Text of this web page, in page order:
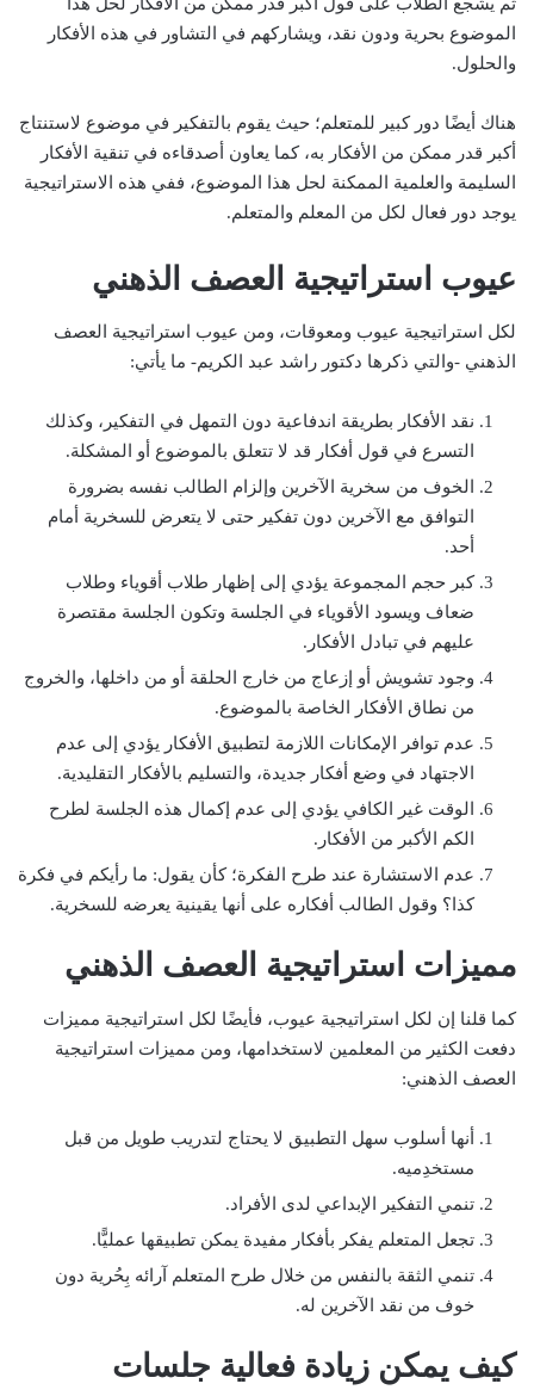
الموضوع بحرية ودون نقد، ويشاركهم في التشاور في هذه الأفكار
والحلول.
هناك أيضًا دور كبير للمتعلم؛ حيث يقوم بالتفكير في موضوع لاستنتاج
أكبر قدر ممكن من الأفكار به، كما يعاون أصدقاءه في تنقية الأفكار
السليمة والعلمية الممكنة لحل هذا الموضوع، ففي هذه الاستراتيجية
يوجد دور فعال لكل من المعلم والمتعلم.
عيوب استراتيجية العصف الذهني
لكل استراتيجية عيوب ومعوقات، ومن عيوب استراتيجية العصف
الذهني -والتي ذكرها دكتور راشد عبد الكريم- ما يأتي:
نقد الأفكار بطريقة اندفاعية دون التمهل في التفكير، وكذلك
التسرع في قول أفكار قد لا تتعلق بالموضوع أو المشكلة.
الخوف من سخرية الآخرين وإلزام الطالب نفسه بضرورة
التوافق مع الآخرين دون تفكير حتى لا يتعرض للسخرية أمام
أحد.
كبر حجم المجموعة يؤدي إلى إظهار طلاب أقوياء وطلاب
ضعاف ويسود الأقوياء في الجلسة وتكون الجلسة مقتصرة
عليهم في تبادل الأفكار.
وجود تشويش أو إزعاج من خارج الحلقة أو من داخلها، والخروج
من نطاق الأفكار الخاصة بالموضوع.
عدم توافر الإمكانات اللازمة لتطبيق الأفكار يؤدي إلى عدم
الاجتهاد في وضع أفكار جديدة، والتسليم بالأفكار التقليدية.
الوقت غير الكافي يؤدي إلى عدم إكمال هذه الجلسة لطرح
الكم الأكبر من الأفكار.
عدم الاستشارة عند طرح الفكرة؛ كأن يقول: ما رأيكم في فكرة
كذا؟ وقول الطالب أفكاره على أنها يقينية يعرضه للسخرية.
مميزات استراتيجية العصف الذهني
كما قلنا إن لكل استراتيجية عيوب، فأيضًا لكل استراتيجية مميزات
دفعت الكثير من المعلمين لاستخدامها، ومن مميزات استراتيجية
العصف الذهني:
أنها أسلوب سهل التطبيق لا يحتاج لتدريب طويل من قبل
مستخدِميه.
تنمي التفكير الإبداعي لدى الأفراد.
تجعل المتعلم يفكر بأفكار مفيدة يمكن تطبيقها عمليًّا.
تنمي الثقة بالنفس من خلال طرح المتعلم آرائه بِحُرية دون
خوف من نقد الآخرين له.
كيف يمكن زيادة فعالية جلسات